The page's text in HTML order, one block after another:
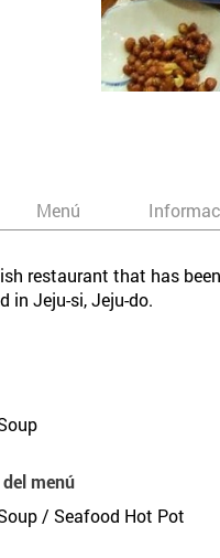
Menú
restaurant that has
in Jeju-si, Jeju-do.
menú
/ Seafood Hot Pot